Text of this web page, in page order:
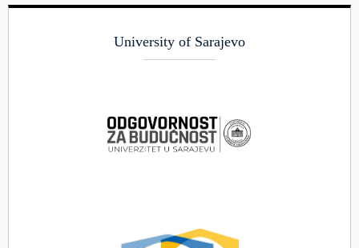
University of Sarajevo